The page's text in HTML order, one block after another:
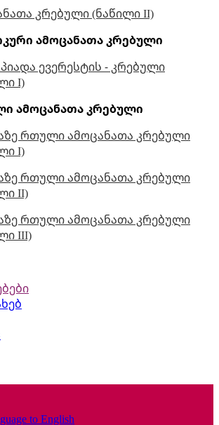
კრებული (ნაწილი II)
ამოცანათა კრებული
ევერესტის - კრებული
I)
ამოცანათა კრებული
რთული ამოცანათა კრებული
I)
რთული ამოცანათა კრებული
II)
რთული ამოცანათა კრებული
III)